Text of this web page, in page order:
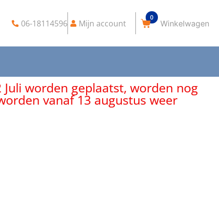
06-18114596 Mijn account
0
worden geplaatst, worden nog
vanaf 13 augustus weer